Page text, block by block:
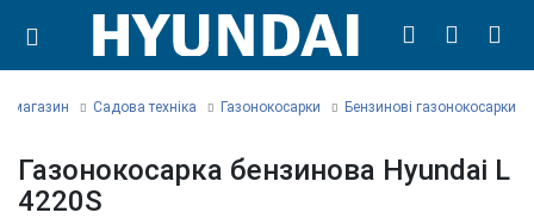
магазин Садова техніка Газонокосарки Бензинові газонокосарки
Газонокосарка бензинова Hyundai L
4220S